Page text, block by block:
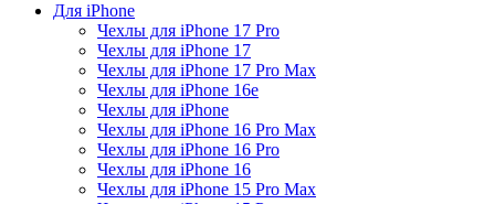
Для iPhone
Чехлы для iPhone 17 Pro
Чехлы для iPhone 17
Чехлы для iPhone 17 Pro Max
Чехлы для iPhone 16e
Чехлы для iPhone
Чехлы для iPhone 16 Pro Max
Чехлы для iPhone 16 Pro
Чехлы для iPhone 16
Чехлы для iPhone 15 Pro Max